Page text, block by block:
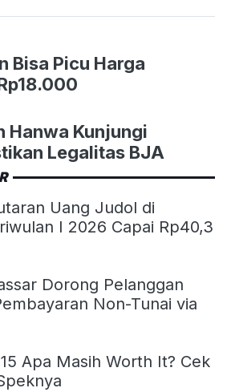
Bisa Picu Harga
Hanwa Kunjungi
Legalitas BJA
Uang Judol di
I 2026 Capai Rp40,3
Dorong Pelanggan
Non-Tunai via
Apa Masih Worth It? Cek